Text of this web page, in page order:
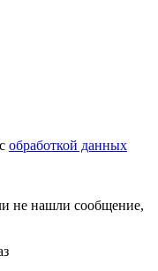
обработкой данных
не нашли сообщение,